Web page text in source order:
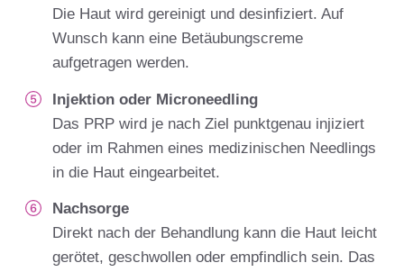
Die Haut wird gereinigt und desinfiziert. Auf
Wunsch kann eine Betäubungscreme
aufgetragen werden.
Injektion oder Microneedling
Das PRP wird je nach Ziel punktgenau injiziert
oder im Rahmen eines medizinischen Needlings
in die Haut eingearbeitet.
Nachsorge
Direkt nach der Behandlung kann die Haut leicht
gerötet, geschwollen oder empfindlich sein. Das